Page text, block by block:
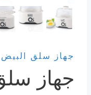
جهاز سلق البيض
جهاز